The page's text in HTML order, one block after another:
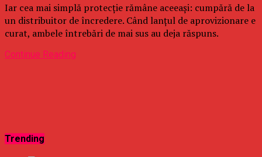
Iar cea mai simplă protecție rămâne aceeași: cumpără de la
un distribuitor de încredere. Când lanțul de aprovizionare e
curat, ambele întrebări de mai sus au deja răspuns.
Continue Reading
Trending